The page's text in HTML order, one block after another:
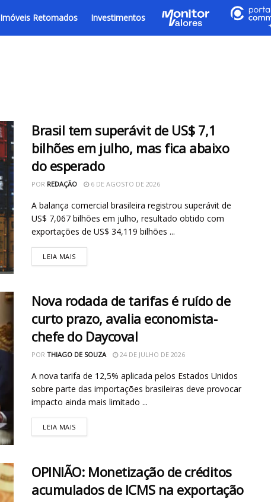
Imóveis Retomados Investimentos
Brasil tem superávit de US$ 7,1
bilhões em julho, mas fica abaixo
do esperado
POR REDAÇÃO 6 DE AGOSTO DE 2026
A balança comercial brasileira registrou superávit de
US$ 7,067 bilhões em julho, resultado obtido com
exportações de US$ 34,119 bilhões ...
LEIA MAIS
Nova rodada de tarifas é ruído de
curto prazo, avalia economista-
chefe do Daycoval
POR THIAGO DE SOUZA 24 DE JULHO DE 2026
A nova tarifa de 12,5% aplicada pelos Estados Unidos
sobre parte das importações brasileiras deve provocar
impacto ainda mais limitado ...
LEIA MAIS
OPINIÃO: Monetização de créditos
acumulados de ICMS na exportação